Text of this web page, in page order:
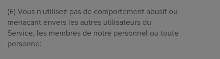
(E) Vous n'utilisez pas de comportement abusif ou
menaçant envers les autres utilisateurs du
Service, les membres de notre personnel ou toute
personne;